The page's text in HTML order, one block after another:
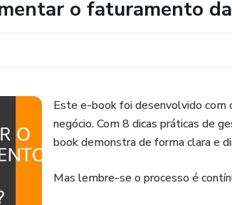
o faturamento
Este e-book foi desenvolvido com
negócio. Com 8 dicas práticas de
book demonstra de forma clara e
Mas lembre-se o processo é